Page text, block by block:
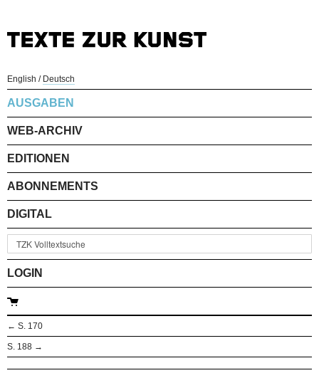
English / Deutsch
AUSGABEN
WEB-ARCHIV
EDITIONEN
ABONNEMENTS
DIGITAL
LOGIN
← S. 170
S. 188 →